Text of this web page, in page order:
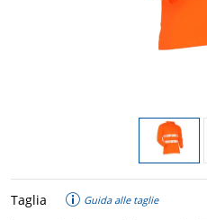
Taglia Guida alle taglie